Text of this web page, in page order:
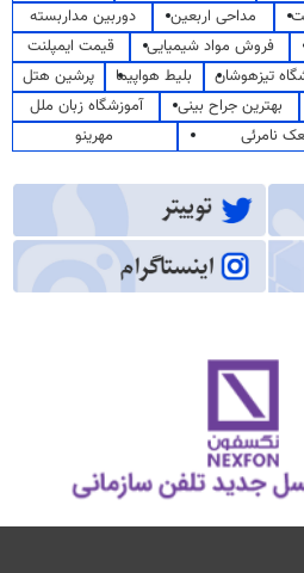
مداحی اربعین
دوربین مداربسته
فروش مواد شیمیایی
قیمت ایمپلنت
تیزهوشان بلیط هواپیما
پرشین هتل
بهترین جراح بینی
آموزشگاه زبان ملل
نامرئی
مهرینو